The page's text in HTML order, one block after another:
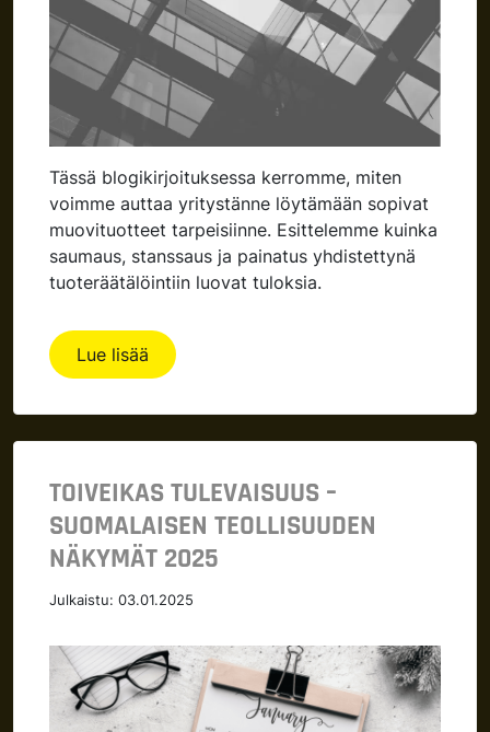
Tässä blogikirjoituksessa kerromme, miten
voimme auttaa yritystänne löytämään sopivat
muovituotteet tarpeisiinne. Esittelemme kuinka
saumaus, stanssaus ja painatus yhdistettynä
tuoteräätälöintiin luovat tuloksia.
Lue lisää
TOIVEIKAS TULEVAISUUS –
SUOMALAISEN TEOLLISUUDEN
NÄKYMÄT 2025
Julkaistu: 03.01.2025